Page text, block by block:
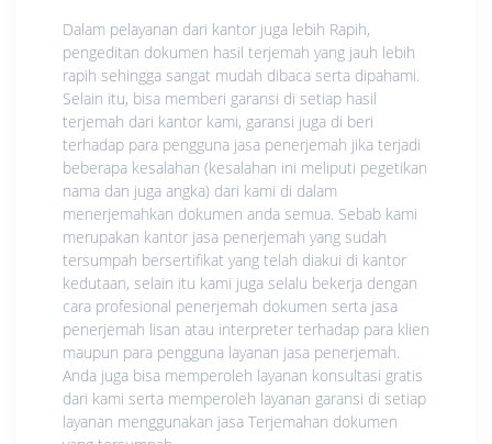
Dalam pelayanan dari kantor juga lebih Rapih,
pengeditan dokumen hasil terjemah yang jauh lebih
rapih sehingga sangat mudah dibaca serta dipahami.
Selain itu, bisa memberi garansi di setiap hasil
terjemah dari kantor kami, garansi juga di beri
terhadap para pengguna jasa penerjemah jika terjadi
beberapa kesalahan (kesalahan ini meliputi pegetikan
nama dan juga angka) dari kami di dalam
menerjemahkan dokumen anda semua. Sebab kami
merupakan kantor jasa penerjemah yang sudah
tersumpah bersertifikat yang telah diakui di kantor
kedutaan, selain itu kami juga selalu bekerja dengan
cara profesional penerjemah dokumen serta jasa
penerjemah lisan atau interpreter terhadap para klien
maupun para pengguna layanan jasa penerjemah.
Anda juga bisa memperoleh layanan konsultasi gratis
dari kami serta memperoleh layanan garansi di setiap
layanan menggunakan jasa Terjemahan dokumen